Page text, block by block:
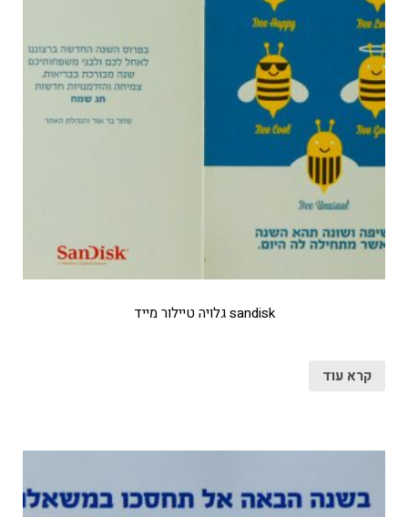
sandisk גלויה טיילור מייד
קרא עוד